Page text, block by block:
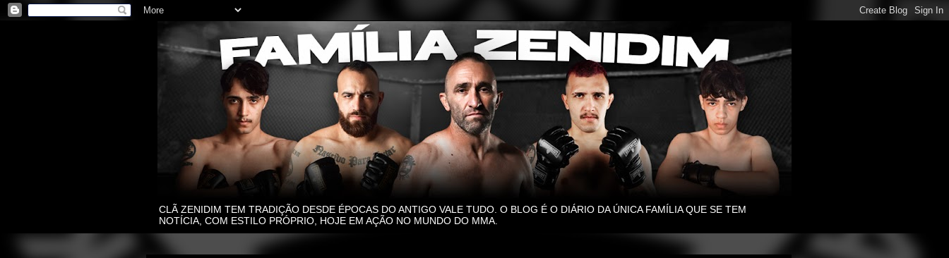
CLÃ ZENIDIM TEM TRADIÇÃO DESDE ÉPOCAS DO ANTIGO VALE TUDO. O BLOG É O DIÁRIO DA ÚNICA FAMÍLIA QUE SE TEM
NOTÍCIA, COM ESTILO PRÓPRIO, HOJE EM AÇÃO NO MUNDO DO MMA.